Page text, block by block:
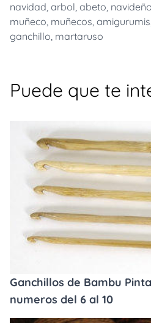
navidad, arbol, abeto, navideño
muñeco, muñecos, amigurumis
ganchillo, martaruso
Puede que te
Ganchillos de Bambu
numeros del 6 al 10